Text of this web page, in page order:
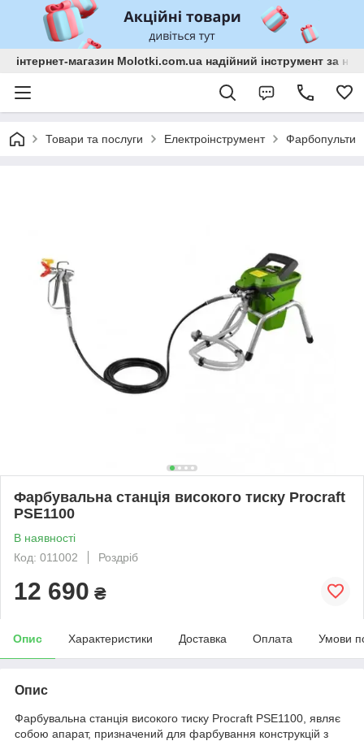
інтернет-магазин Molotki.com.ua надійний інструмент за
Товари та послуги Електроінструмент Фарбопульти
Фарбувальна станція високого тиску Procraft
РSE1100
В наявності
Код: 011002
Роздріб
12 690 ₴
Опис Характеристики Доставка Оплата Умови
Опис
Фарбувальна станція високого тиску Procraft РSE1100, являє
собою апарат, призначений для фарбування конструкцій з